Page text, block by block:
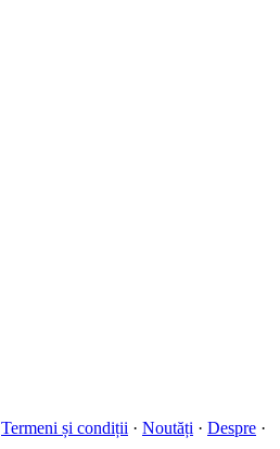
Termeni și condiții · Noutăți · Despre ·